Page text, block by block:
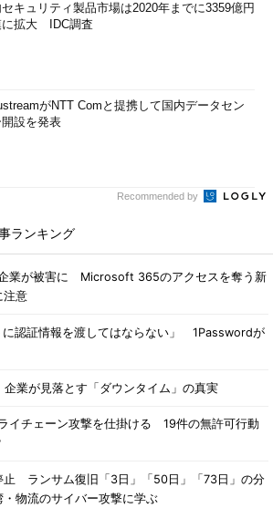
セキュリティ製品市場は2020年までに3359億円
に拡大 IDC調査
がNTT Comと提携して国内データセン
開設を発表
Recommended by
ランキング
業が被害に Microsoft 365のアクセスを奪う新
注意
に認証情報を渡してはならない」 1Passwordが
業が見落とす「ダウンタイム」の真実
イチェーン攻撃を仕掛ける 19件の無許可行動
止 ランサム復旧「3日」「50日」「73日」の分
物流のサイバー攻撃に学ぶ